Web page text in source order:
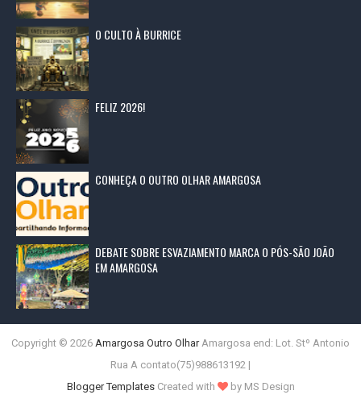
O CULTO À BURRICE
FELIZ 2026!
CONHEÇA O OUTRO OLHAR AMARGOSA
DEBATE SOBRE ESVAZIAMENTO MARCA O PÓS-SÃO JOÃO
EM AMARGOSA
Copyright © 2026 Amargosa Outro Olhar Amargosa end: Lot. Stº Antonio
Rua A contato(75)988613192 |
Blogger TemplatesCreated with by MS Design